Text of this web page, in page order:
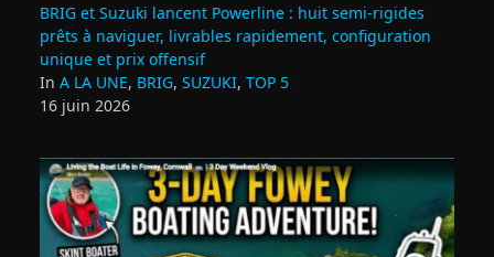
BRIG et Suzuki lancent Powerline : huit semi‑rigides
prêts à naviguer, livrables rapidement, configuration
unique et prix offensif
In A LA UNE, BRIG, SUZUKI, TOP 5
16 juin 2026